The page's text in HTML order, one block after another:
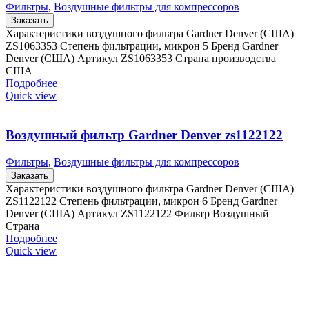
Фильтры, Воздушные фильтры для компрессоров
Заказать
Характеристики воздушного фильтра Gardner Denver (США)
ZS1063353 Степень фильтрации, микрон 5 Бренд Gardner
Denver (США) Артикул ZS1063353 Страна производства
США
Подробнее
Quick view
Воздушный фильтр Gardner Denver zs1122122
Фильтры, Воздушные фильтры для компрессоров
Заказать
Характеристики воздушного фильтра Gardner Denver (США)
ZS1122122 Степень фильтрации, микрон 6 Бренд Gardner
Denver (США) Артикул ZS1122122 Фильтр Воздушный
Страна
Подробнее
Quick view